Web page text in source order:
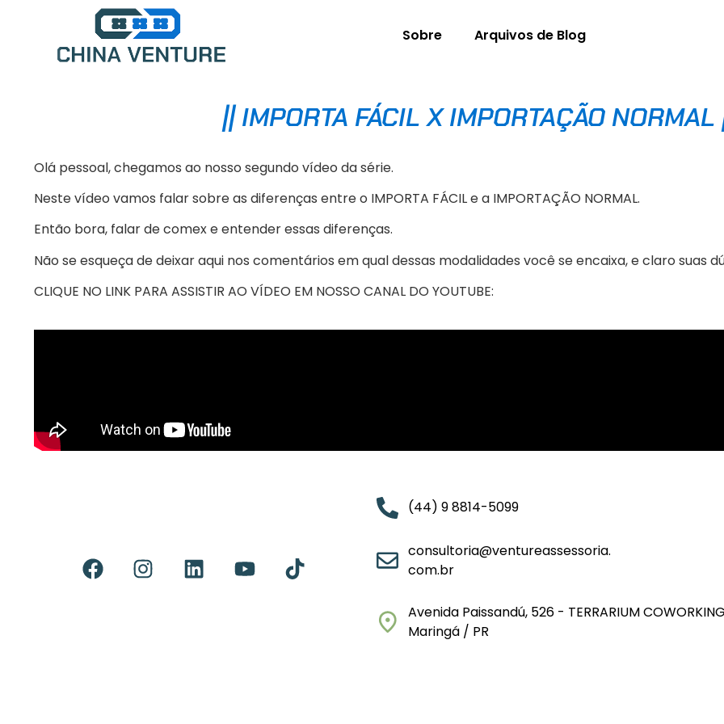
Sobre Arquivos de Blog
|| IMPORTA FÁCIL X IMPORTAÇÃO
Olá pessoal, chegamos ao nosso segundo vídeo da série.
Neste vídeo vamos falar sobre as diferenças entre o IMPORTA FÁCIL e a IMPORTAÇÃO NORMAL.
Então bora, falar de comex e entender essas diferenças.
Não se esqueça de deixar aqui nos comentários em qual dessas modalidades você se encaixa, e claro suas
CLIQUE NO LINK PARA ASSISTIR AO VÍDEO EM NOSSO CANAL DO YOUTUBE:
(44) 9 8814-5099
consultoria@ventureassessoria.
com.br
Avenida Paissandú, 526 - TERRARIUM
Maringá / PR